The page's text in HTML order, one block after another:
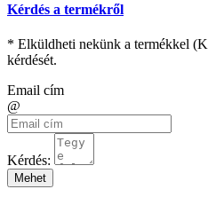
Kérdés a termékről
* Elküldheti nekünk a termékkel
kérdését.
Email cím
@
Kérdés:
Mehet